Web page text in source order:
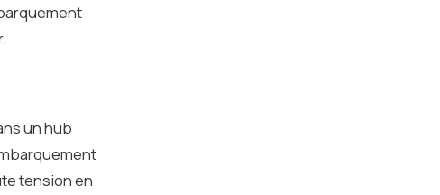
un hub
tension en